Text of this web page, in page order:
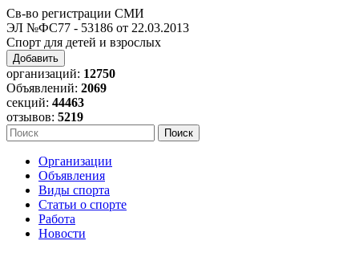
Св-во регистрации СМИ
ЭЛ №ФС77 - 53186 от 22.03.2013
Спорт для детей и взрослых
Добавить
организаций: 12750
Объявлений: 2069
секций: 44463
отзывов: 5219
Организации
Объявления
Виды спорта
Статьи о спорте
Работа
Новости